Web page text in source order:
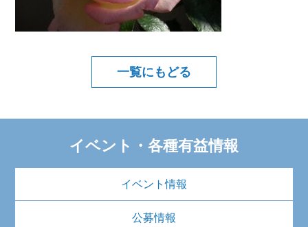
一覧にもどる
イベント・各種有益情報
イベント情報
公募情報